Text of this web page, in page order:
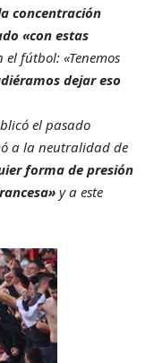
concentración
«con estas
fútbol: «Tenemos
dejar eso
el pasado
a la neutralidad de
forma de presión
y a este